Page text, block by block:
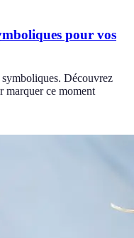
pour vos
symboliques. Découvrez
marquer ce moment